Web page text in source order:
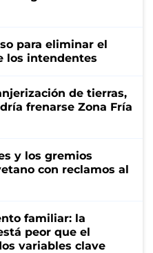
para eliminar el
los intendentes
de tierras,
frenarse Zona Fría
y los gremios
con reclamos al
familiar: la
peor que el
variables clave